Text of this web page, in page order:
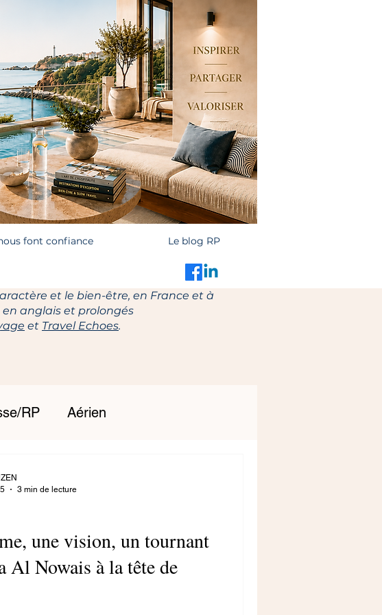
font confiance Le blog RP
et le bien-être, en France et à
anglais et prolongés
et Travel Echoes.
RP Aérien
une vision, un tournant
Al Nowais à la tête de
3 min de lecture